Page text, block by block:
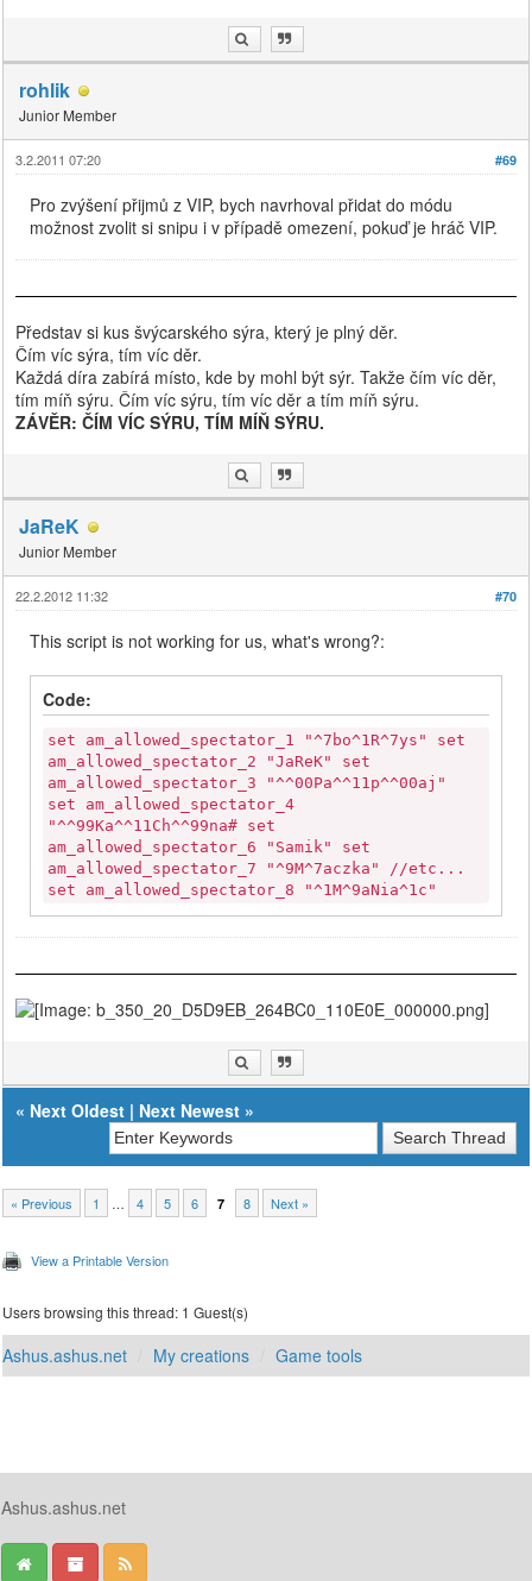
rohlik
Junior Member
#69
3.2.2011 07:20
Pro zvýšení přijmů z VIP, bych navrhoval přidat do módu
možnost zvolit si snipu i v případě omezení, pokuď je hráč VIP.
Představ si kus švýcarského sýra, který je plný děr.
Čím víc sýra, tím víc děr.
Každá díra zabírá místo, kde by mohl být sýr. Takže čím víc děr,
tím míň sýru. Čím víc sýru, tím víc děr a tím míň sýru.
ZÁVĚR: ČÍM VÍC SÝRU, TÍM MÍŇ SÝRU.
JaReK
Junior Member
#70
22.2.2012 11:32
This script is not working for us, what's wrong?:
Code:
set am_allowed_spectator_1 "^7bo^1R^7ys" set
am_allowed_spectator_2 "JaReK" set
am_allowed_spectator_3 "^^00Pa^^11p^^00aj"
set am_allowed_spectator_4
"^^99Ka^^11Ch^^99na# set
am_allowed_spectator_6 "Samik" set
am_allowed_spectator_7 "^9M^7aczka" //etc...
set am_allowed_spectator_8 "^1M^9aNia^1c"
« Next Oldest | Next Newest »
« Previous 1 … 4 5 6 7 8 Next »
View a Printable Version
Users browsing this thread: 1 Guest(s)
Ashus.ashus.net My creations Game tools
Ashus.ashus.net